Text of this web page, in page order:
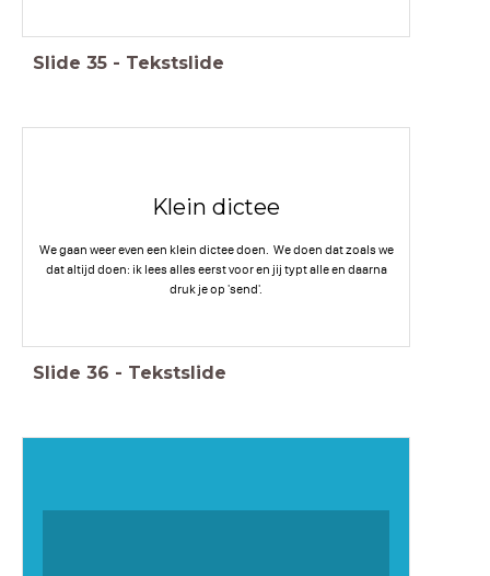
Slide 35 - Tekstslide
Klein dictee
We gaan weer even een klein dictee doen. We doen dat zoals we
dat altijd doen: ik lees alles eerst voor en jij typt alle en daarna
druk je op 'send'.
Slide 36 - Tekstslide